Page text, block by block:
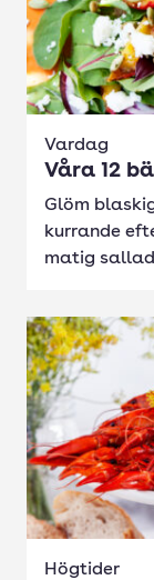
Vardag
Våra 12
Glöm
kurrande
matig
Högtider